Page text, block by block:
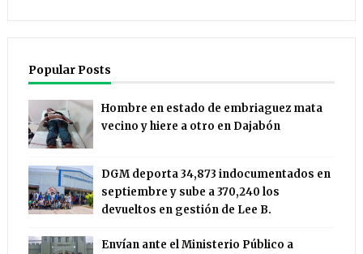
Popular Posts
Hombre en estado de embriaguez mata
vecino y hiere a otro en Dajabón
DGM deporta 34,873 indocumentados en
septiembre y sube a 370,240 los
devueltos en gestión de Lee B.
Envían ante el Ministerio Público a